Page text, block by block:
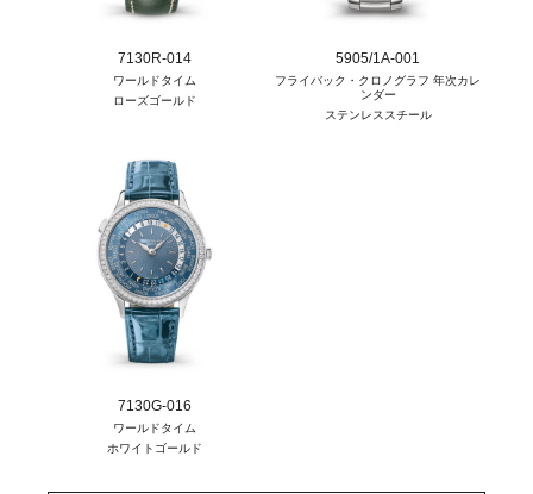
7130R-014
ワールドタイム
ローズゴールド
5905/1A-001
フライバック・クロノグラフ 年次カレ
ンダー
ステンレススチール
7130G-016
ワールドタイム
ホワイトゴールド